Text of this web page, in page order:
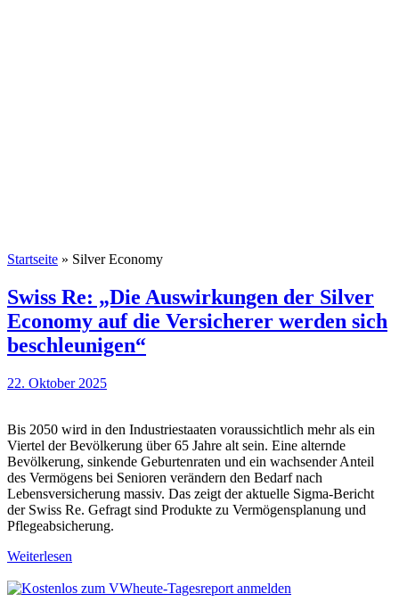
Startseite » Silver Economy
Swiss Re: „Die Auswirkungen der Silver
Economy auf die Versicherer werden sich
beschleunigen“
22. Oktober 2025
Bis 2050 wird in den Industriestaaten voraussichtlich mehr als ein
Viertel der Bevölkerung über 65 Jahre alt sein. Eine alternde
Bevölkerung, sinkende Geburtenraten und ein wachsender Anteil
des Vermögens bei Senioren verändern den Bedarf nach
Lebensversicherung massiv. Das zeigt der aktuelle Sigma-Bericht
der Swiss Re. Gefragt sind Produkte zu Vermögensplanung und
Pflegeabsicherung.
Weiterlesen